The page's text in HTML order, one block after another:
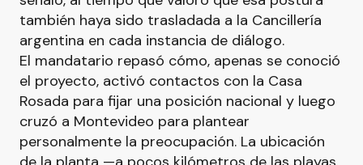
también haya sido trasladada a la Cancillería
argentina en cada instancia de diálogo.
El mandatario repasó cómo, apenas se conoció
el proyecto, activó contactos con la Casa
Rosada para fijar una posición nacional y luego
cruzó a Montevideo para plantear
personalmente la preocupación. La ubicación